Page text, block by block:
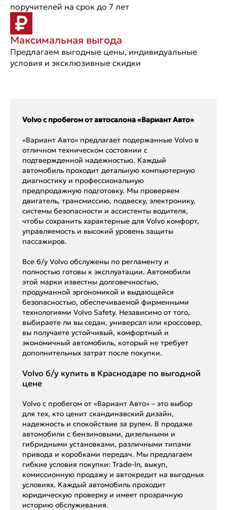
поручителей на срок до 7 лет
Максимальная выгода
Предлагаем выгодные цены, индивидуальные
условия и эксклюзивные скидки
Volvo с пробегом от автосалона «Вариант Авто»
«Вариант Авто» предлагает подержанные Volvo в
отличном техническом состоянии с
подтвержденной надежностью. Каждый
автомобиль проходит детальную компьютерную
диагностику и профессиональную
предпродажную подготовку. Мы проверяем
двигатель, трансмиссию, подвеску, электронику,
системы безопасности и ассистенты водителя,
чтобы сохранить характерные для Volvo комфорт,
управляемость и высокий уровень защиты
пассажиров.
Все б/у Volvo обслужены по регламенту и
полностью готовы к эксплуатации. Автомобили
этой марки известны долговечностью,
продуманной эргономикой и выдающейся
безопасностью, обеспечиваемой фирменными
технологиями Volvo Safety. Независимо от того,
выбираете ли вы седан, универсал или кроссовер,
вы получаете устойчивый, комфортный и
экономичный автомобиль, который не требует
дополнительных затрат после покупки.
Volvo б/у купить в Краснодаре по выгодной
цене
Volvo с пробегом от «Вариант Авто» – это выбор
для тех, кто ценит скандинавский дизайн,
надежность и спокойствие за рулем. В продаже
автомобили с бензиновыми, дизельными и
гибридными установками, различными типами
привода и коробками передач. Мы предлагаем
гибкие условия покупки: Trade-In, выкуп,
комиссионную продажу и автокредит на выгодных
условиях. Каждый автомобиль проходит
юридическую проверку и имеет прозрачную
историю обслуживания.